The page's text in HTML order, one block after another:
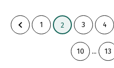
1 2 3 4
10 ... 13